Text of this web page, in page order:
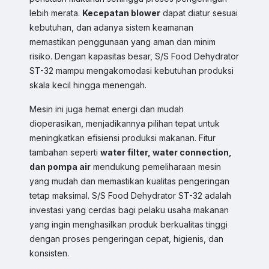
lebih merata. Kecepatan blower dapat diatur sesuai
kebutuhan, dan adanya sistem keamanan
memastikan penggunaan yang aman dan minim
risiko. Dengan kapasitas besar, S/S Food Dehydrator
ST-32 mampu mengakomodasi kebutuhan produksi
skala kecil hingga menengah.
Mesin ini juga hemat energi dan mudah
dioperasikan, menjadikannya pilihan tepat untuk
meningkatkan efisiensi produksi makanan. Fitur
tambahan seperti water filter, water connection,
dan pompa air mendukung pemeliharaan mesin
yang mudah dan memastikan kualitas pengeringan
tetap maksimal. S/S Food Dehydrator ST-32 adalah
investasi yang cerdas bagi pelaku usaha makanan
yang ingin menghasilkan produk berkualitas tinggi
dengan proses pengeringan cepat, higienis, dan
konsisten.
Sales & Support
Pilih Kontak WhatsApp
Respon cepat untuk order, info produk, dan bantuan.
Hilmi
Jam Operasional 08.00–17.00
Chat WA
Sales
Dyah
Jam Operasional 08.00–17.00
Chat WA
Sales
Sofie